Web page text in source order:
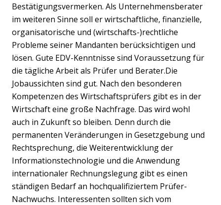
Bestätigungsvermerken. Als Unternehmensberater
im weiteren Sinne soll er wirtschaftliche, finanzielle,
organisatorische und (wirtschafts-)rechtliche
Probleme seiner Mandanten berücksichtigen und
lösen. Gute EDV-Kenntnisse sind Voraussetzung für
die tägliche Arbeit als Prüfer und Berater.Die
Jobaussichten sind gut. Nach den besonderen
Kompetenzen des Wirtschaftsprüfers gibt es in der
Wirtschaft eine große Nachfrage. Das wird wohl
auch in Zukunft so bleiben. Denn durch die
permanenten Veränderungen in Gesetzgebung und
Rechtsprechung, die Weiterentwicklung der
Informationstechnologie und die Anwendung
internationaler Rechnungslegung gibt es einen
ständigen Bedarf an hochqualifiziertem Prüfer-
Nachwuchs. Interessenten sollten sich vom